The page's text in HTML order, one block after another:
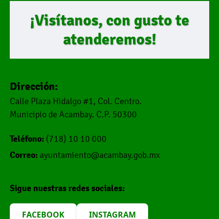
¡Visítanos, con gusto te
atenderemos!
Dirección:
Calle Plaza Hidalgo #1, Col. Centro.
Municipio de Acambay. C.P. 50300
Teléfono: (718) 10 10 000
Correo: ayuntamiento@acambay.gob.mx
Sigue nuestras redes sociales:
FACEBOOK INSTAGRAM